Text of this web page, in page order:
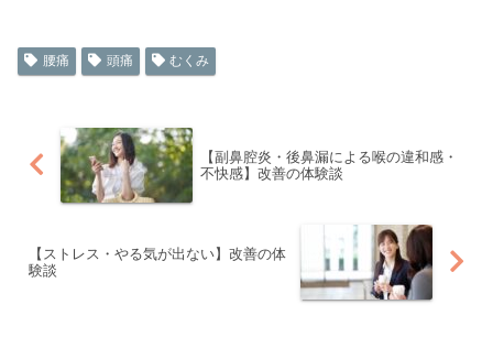
腰痛 頭痛 むくみ
【副鼻腔炎・後鼻漏による喉の違和感・
不快感】改善の体験談
【ストレス・やる気が出ない】改善の体
験談